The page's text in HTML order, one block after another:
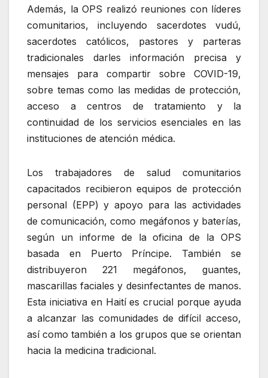
Además, la OPS realizó reuniones con líderes
comunitarios, incluyendo sacerdotes vudú,
sacerdotes católicos, pastores y parteras
tradicionales darles información precisa y
mensajes para compartir sobre COVID-19,
sobre temas como las medidas de protección,
acceso a centros de tratamiento y la
continuidad de los servicios esenciales en las
instituciones de atención médica.
Los trabajadores de salud comunitarios
capacitados recibieron equipos de protección
personal (EPP) y apoyo para las actividades
de comunicación, como megáfonos y baterías,
según un informe de la oficina de la OPS
basada en Puerto Príncipe. También se
distribuyeron 221 megáfonos, guantes,
mascarillas faciales y desinfectantes de manos.
Esta iniciativa en Haití es crucial porque ayuda
a alcanzar las comunidades de difícil acceso,
así como también a los grupos que se orientan
hacia la medicina tradicional.